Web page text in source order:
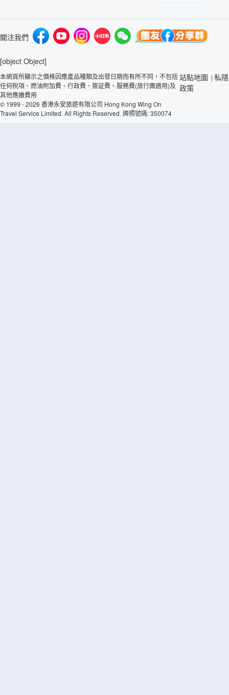
關注我們
[object Object]
本網頁所顯示之價格因應產品種類及出發日期而有所不同，不包括
任何稅項、燃油附加費、行政費、簽証費、服務費(旅行團適用)及
其他應繳費用
© 1999 - 2026 香港永安旅遊有限公司 Hong Kong Wing On
Travel Service Limited. All Rights Reserved. 牌照號碼: 350074
站點地圖 | 私隱
政策